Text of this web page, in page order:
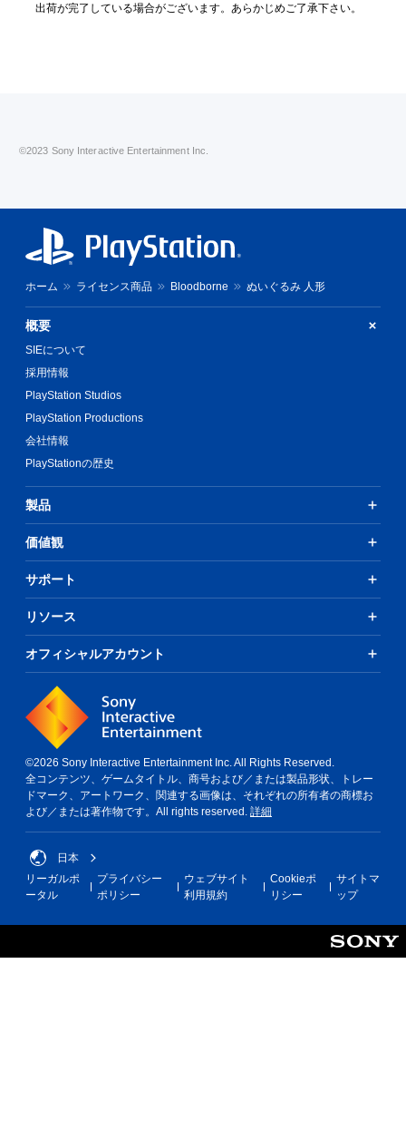
出荷が完了している場合がございます。あらかじめご了承下さい。
©2023 Sony Interactive Entertainment Inc.
ホーム ライセンス商品 Bloodborne ぬいぐるみ 人形
概要
SIEについて
採用情報
PlayStation Studios
PlayStation Productions
会社情報
PlayStationの歴史
製品
価値観
サポート
リソース
オフィシャルアカウント
©2026 Sony Interactive Entertainment Inc. All Rights Reserved.
全コンテンツ、ゲームタイトル、商号および／または製品形状、トレー
ドマーク、アートワーク、関連する画像は、それぞれの所有者の商標お
よび／または著作物です。All rights reserved. 詳細
日本
リーガルポ
ータル
プライバシー
ポリシー
ウェブサイト
利用規約
Cookieポ
リシー
サイトマ
ップ